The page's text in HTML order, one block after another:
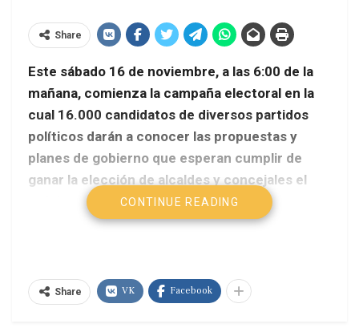
Share
Este sábado 16 de noviembre, a las 6:00 de la
mañana, comienza la campaña electoral en la
cual 16.000 candidatos de diversos partidos
políticos darán a conocer las propuestas y
planes de gobierno que esperan cumplir de
ganar la elección de alcaldes y concejales el
próximo 8 de diciembre.
continuidad a los recorridos, discursos y
CONTINUE READING
Share VK Facebook